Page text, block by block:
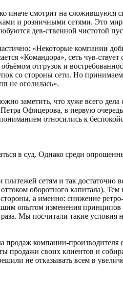
иначе смотрит на сложившуюся
и розничными сетями. Это
дев-ственной чистотой
«Некоторые компании
«Командора», сеть чув-
отгрузок и
со стороны сети. Но
не оголилась».
заметить, что хуже всего дела
Офицерова, в первую
относились к
в суд. Однако среди
сетям и так достаточно
оборотного капитала). Тем
а именно: снижение
опытом изменения принципов
Мы посчитали такие
компании-
продажи своих клиентов и
не отказывать всем в